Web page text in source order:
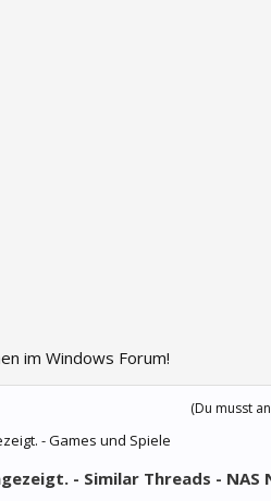
im Windows Forum!
(Du musst
- Games und Spiele
- Similar Threads -